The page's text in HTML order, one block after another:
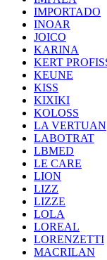
IMPORTADO
INOAR
JOICO
KARINA
KERT
KEUNE
KISS
KIXIKI
KOLOSS
LA VERTUAN
LABOTRAT
LBMED
LE CARE
LION
LIZZ
LIZZE
LOLA
LOREAL
LORENZETTI
MACRILAN